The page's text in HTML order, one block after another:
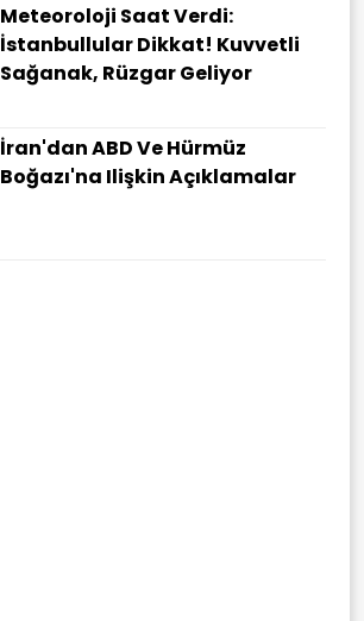
Meteoroloji Saat Verdi:
İstanbullular Dikkat! Kuvvetli
Sağanak, Rüzgar Geliyor
İran'dan ABD Ve Hürmüz
Boğazı'na Ilişkin Açıklamalar